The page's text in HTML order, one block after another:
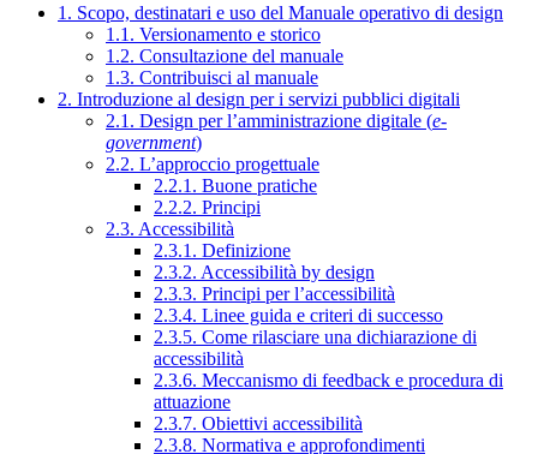
1. Scopo, destinatari e uso del Manuale operativo di design
1.1. Versionamento e storico
1.2. Consultazione del manuale
1.3. Contribuisci al manuale
2. Introduzione al design per i servizi pubblici digitali
2.1. Design per l’amministrazione digitale (e-
government)
2.2. L’approccio progettuale
2.2.1. Buone pratiche
2.2.2. Principi
2.3. Accessibilità
2.3.1. Definizione
2.3.2. Accessibilità by design
2.3.3. Principi per l’accessibilità
2.3.4. Linee guida e criteri di successo
2.3.5. Come rilasciare una dichiarazione di
accessibilità
2.3.6. Meccanismo di feedback e procedura di
attuazione
2.3.7. Obiettivi accessibilità
2.3.8. Normativa e approfondimenti